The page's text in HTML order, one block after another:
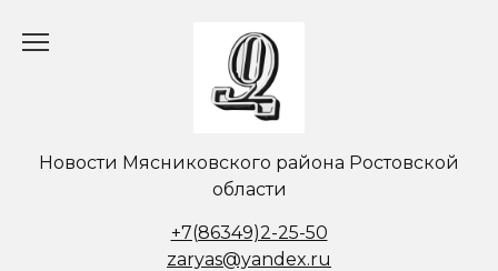
Новости Мясниковского района Ростовской
области
+7(86349)2-25-50
zaryas@yandex.ru